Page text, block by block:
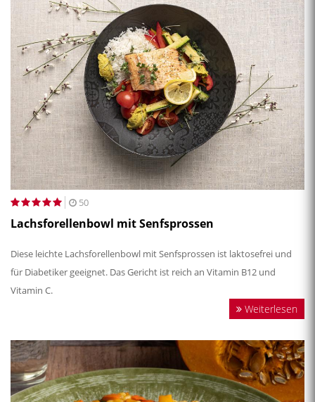
50
Lachsforellenbowl mit Senfsprossen
Diese leichte Lachsforellenbowl mit Senfsprossen ist laktosefrei und
für Diabetiker geeignet. Das Gericht ist reich an Vitamin B12 und
Vitamin C.
Weiterlesen